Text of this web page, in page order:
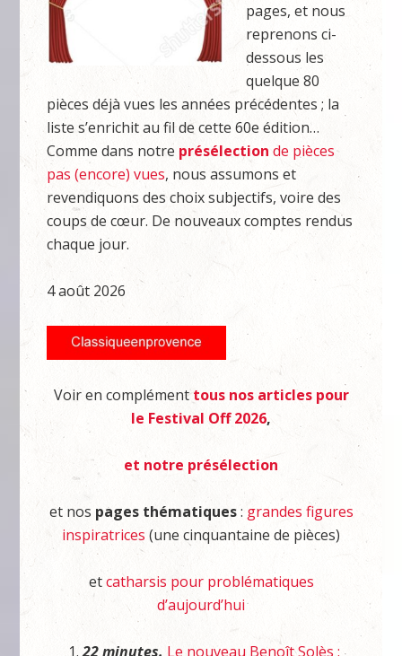
pages, et nous
reprenons ci-
dessous les
quelque 80
pièces déjà vues les années précédentes ; la
liste s’enrichit au fil de cette 60e édition…
Comme dans notre présélection de pièces
pas (encore) vues, nous assumons et
revendiquons des choix subjectifs, voire des
coups de cœur. De nouveaux comptes rendus
chaque jour.
4 août 2026
Voir en complémenttous nos articles pour
le Festival Off 2026,
et notre présélection
et nos pages thématiques: grandes figures
inspiratrices (une cinquantaine de pièces)
etcatharsis pour problématiques
d’aujourd’hui
22 minutes. Le nouveau Benoît Solès :